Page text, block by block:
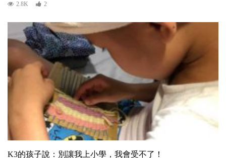
2.8K
2
K3的孩子說：別讓我上小學，我會受不了！